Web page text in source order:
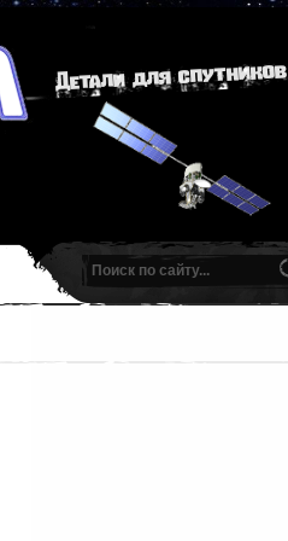
Детали для спутников